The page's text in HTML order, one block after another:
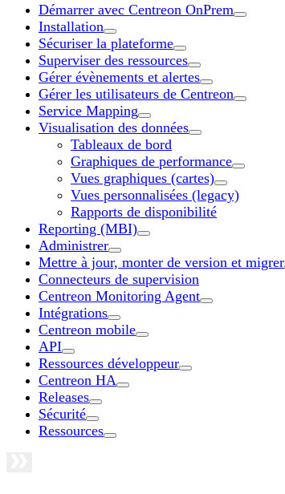
Démarrer avec Centreon OnPrem
Installation
Sécuriser la plateforme
Superviser des ressources
Gérer évènements et alertes
Gérer les utilisateurs de Centreon
Service Mapping
Visualisation des données
Tableaux de bord
Graphiques de performance
Vues graphiques (cartes)
Vues personnalisées (legacy)
Rapports de disponibilité
Reporting (MBI)
Administrer
Mettre à jour, monter de version et migrer
Connecteurs de supervision
Centreon Monitoring Agent
Intégrations
Centreon mobile
API
Ressources développeur
Centreon HA
Releases
Sécurité
Ressources